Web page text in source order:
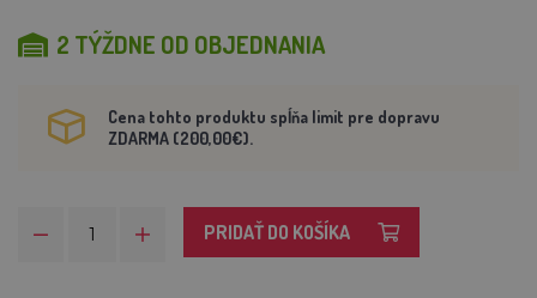
2 TÝŽDNE OD OBJEDNANIA
Cena tohto produktu spĺňa limit pre dopravu
ZDARMA (200,00€).
PRIDAŤ DO KOŠÍKA